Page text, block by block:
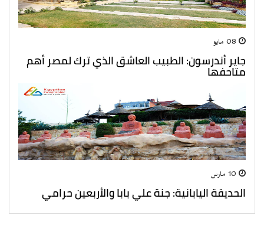
جاير أندرسون: الطبيب العاشق الذي ترك لمصر أهم
متاحفها
الحديقة اليابانية: جنة علي بابا والأربعين حرامي